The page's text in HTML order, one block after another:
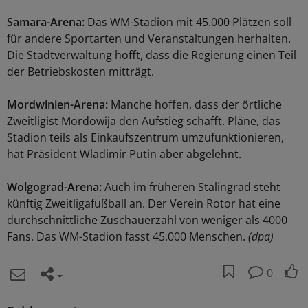
Samara-Arena: Das WM-Stadion mit 45.000 Plätzen soll
für andere Sportarten und Veranstaltungen herhalten.
Die Stadtverwaltung hofft, dass die Regierung einen Teil
der Betriebskosten mitträgt.
Mordwinien-Arena: Manche hoffen, dass der örtliche
Zweitligist Mordowija den Aufstieg schafft. Pläne, das
Stadion teils als Einkaufszentrum umzufunktionieren,
hat Präsident Wladimir Putin aber abgelehnt.
Wolgograd-Arena:Auch im früheren Stalingrad steht
künftig Zweitligafußball an. Der Verein Rotor hat eine
durchschnittliche Zuschauerzahl von weniger als 4000
Fans. Das WM-Stadion fasst 45.000 Menschen. (dpa)
0